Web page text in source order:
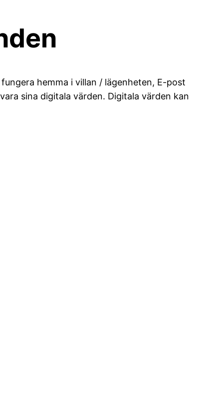
hemma i villan / lägenheten, E-post
sina digitala värden. Digitala värden kan